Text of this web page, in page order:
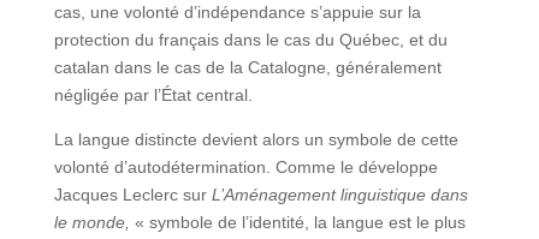
cas, une volonté d’indépendance s’appuie sur la
protection du français dans le cas du Québec, et du
catalan dans le cas de la Catalogne, généralement
négligée par l’État central.
La langue distincte devient alors un symbole de cette
volonté d’autodétermination. Comme le développe
Jacques Leclerc sur L’Aménagement linguistique dans
le monde, « symbole de l’identité, la langue est le plus